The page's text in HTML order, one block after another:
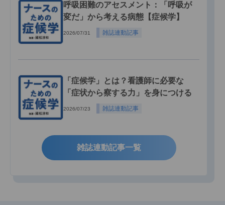
呼吸困難のアセスメント：「呼吸が
変だ」から考える病態【症候学】
2026/07/31 雑誌連動記事
「症候学」とは？看護師に必要な
「症状から察する力」を身につける
2026/07/23 雑誌連動記事
雑誌連動記事一覧